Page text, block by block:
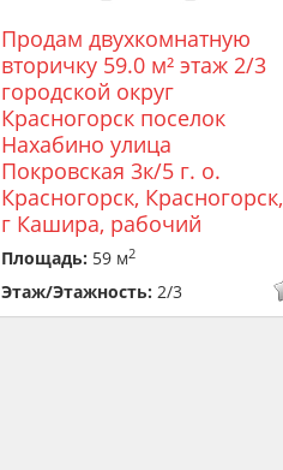
Продам двухкомнатную
вторичку 59.0 м² этаж 2/3
городской округ
Красногорск поселок
Нахабино улица
Покровская 3к/5 г. о.
Красногорск, Красногорск,
г Кашира, рабочий
Площадь: 59 м2
Этаж/Этажность: 2/3